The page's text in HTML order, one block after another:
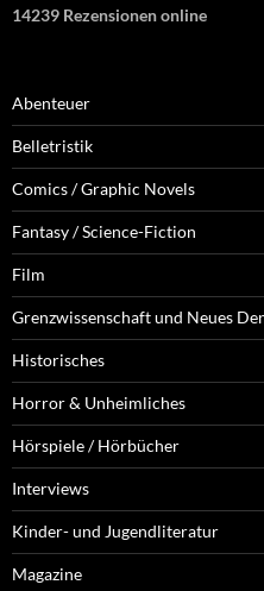
14239 Rezensionen online
Abenteuer
Belletristik
Comics / Graphic Novels
Fantasy / Science-Fiction
Film
Grenzwissenschaft und Neues
Historisches
Horror & Unheimliches
Hörspiele / Hörbücher
Interviews
Kinder- und Jugendliteratur
Magazine